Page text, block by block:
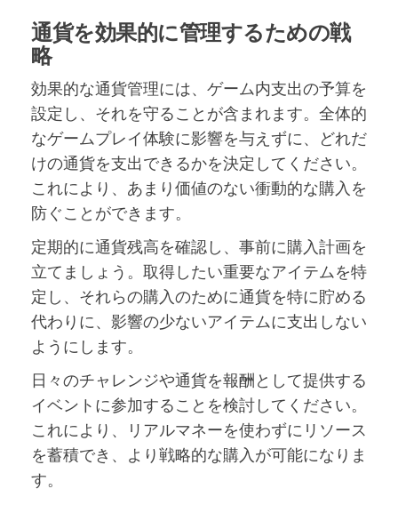
通貨を効果的に管理するための戦
略
効果的な通貨管理には、ゲーム内支出の予算を
設定し、それを守ることが含まれます。全体的
なゲームプレイ体験に影響を与えずに、どれだ
けの通貨を支出できるかを決定してください。
これにより、あまり価値のない衝動的な購入を
防ぐことができます。
定期的に通貨残高を確認し、事前に購入計画を
立てましょう。取得したい重要なアイテムを特
定し、それらの購入のために通貨を特に貯める
代わりに、影響の少ないアイテムに支出しない
ようにします。
日々のチャレンジや通貨を報酬として提供する
イベントに参加することを検討してください。
これにより、リアルマネーを使わずにリソース
を蓄積でき、より戦略的な購入が可能になりま
す。